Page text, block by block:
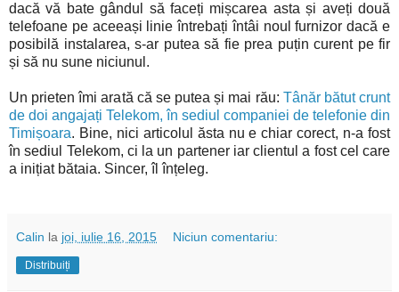
dacă vă bate gândul să faceți mișcarea asta și aveți două
telefoane pe aceeași linie întrebați întâi noul furnizor dacă e
posibilă instalarea, s-ar putea să fie prea puțin curent pe fir
și să nu sune niciunul.
Un prieten îmi arată că se putea și mai rău: Tânăr bătut crunt
de doi angajați Telekom, în sediul companiei de telefonie din
Timișoara. Bine, nici articolul ăsta nu e chiar corect, n-a fost
în sediul Telekom, ci la un partener iar clientul a fost cel care
a inițiat bătaia. Sincer, îl înțeleg.
Calin la joi, iulie 16, 2015 Niciun comentariu:
Distribuiți